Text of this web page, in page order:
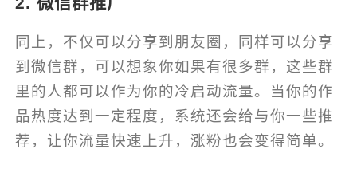
同上，不仅可以分享到朋友圈，同样可以分享
到微信群，可以想象你如果有很多群，这些群
里的人都可以作为你的冷启动流量。当你的作
品热度达到一定程度，系统还会给与你一些推
荐，让你流量快速上升，涨粉也会变得简单。